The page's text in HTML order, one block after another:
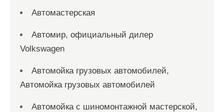
Автомастерская
Автомир, официальный дилер
Volkswagen
Автомойка грузовых автомобилей,
Автомойка грузовых автомобилей
Автомойка с шиномонтажной мастерской,